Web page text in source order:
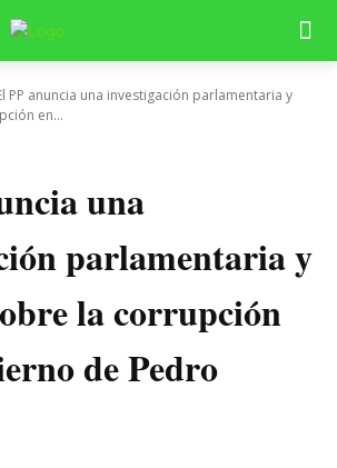
PP anuncia una investigación parlamentaria y
en...
una
parlamentaria y
la corrupción
de Pedro